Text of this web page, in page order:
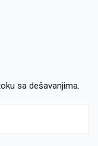
sa dešavanjima.